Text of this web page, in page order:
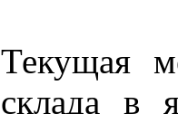
Текущая
склада в